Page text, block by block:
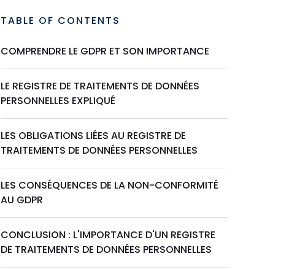
TABLE OF CONTENTS
COMPRENDRE LE GDPR ET SON IMPORTANCE
LE REGISTRE DE TRAITEMENTS DE DONNÉES
PERSONNELLES EXPLIQUÉ
LES OBLIGATIONS LIÉES AU REGISTRE DE
TRAITEMENTS DE DONNÉES PERSONNELLES
LES CONSÉQUENCES DE LA NON-CONFORMITÉ
AU GDPR
CONCLUSION : L'IMPORTANCE D'UN REGISTRE
DE TRAITEMENTS DE DONNÉES PERSONNELLES